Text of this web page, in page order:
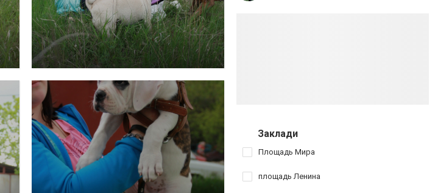
Заклади
Площадь Мира
площадь Ленина